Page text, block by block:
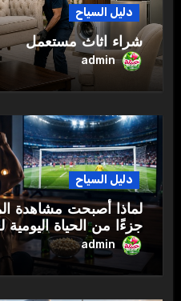
دليل السياح
شراء اثاث مستعمل
admin
دليل السياح
لماذا أصبحت مشاهدة
جزءًا من الحياة
admin